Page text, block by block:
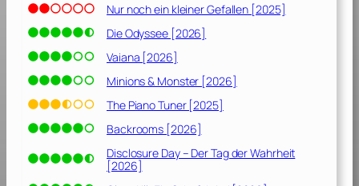
]
Nur noch ein kleiner Gefallen [2025]
Die Odyssee [2026]
Vaiana [2026]
Minions & Monster [2026]
The Piano Tuner [2025]
Backrooms [2026]
Disclosure Day – Der Tag der Wahrheit
[2026]